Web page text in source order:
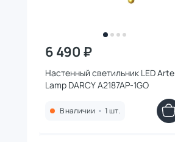
6 490 ₽
Настенный светильник LED Arte
Lamp DARCY A2187AP-1GO
В наличии • 1 шт.